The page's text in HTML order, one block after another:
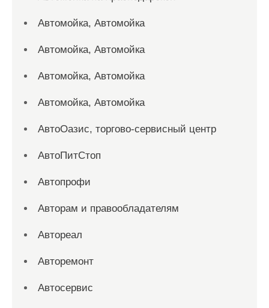
Автомойка, Автомойка
Автомойка, Автомойка
Автомойка, Автомойка
Автомойка, Автомойка
АвтоОазис, торгово-сервисный центр
АвтоПитСтоп
Автопрофи
Авторам и правообладателям
Автореал
Авторемонт
Автосервис